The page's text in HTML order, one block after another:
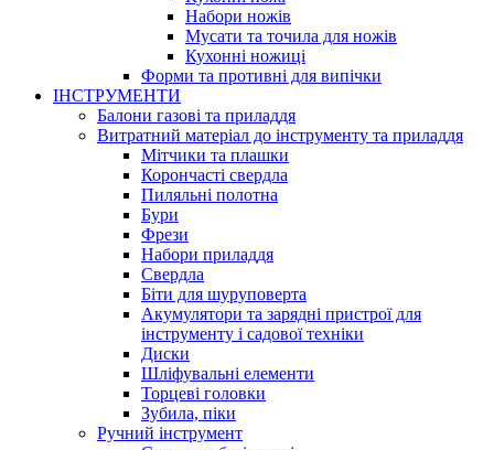
Набори ножів
Мусати та точила для ножів
Кухонні ножиці
Форми та противні для випічки
ІНСТРУМЕНТИ
Балони газові та приладдя
Витратний матеріал до інструменту та приладдя
Мітчики та плашки
Корончасті свердла
Пиляльні полотна
Бури
Фрези
Набори приладдя
Свердла
Біти для шуруповерта
Акумулятори та зарядні пристрої для
інструменту і садової техніки
Диски
Шліфувальні елементи
Торцеві головки
Зубила, піки
Ручний інструмент